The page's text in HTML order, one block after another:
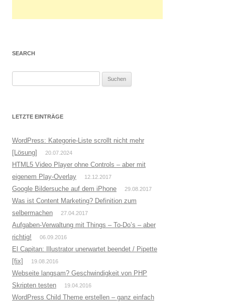
SEARCH
h
n
n
a
c
h
:
LETZTE EINTRÄGE
WordPress: Kategorie-Liste scrollt nicht mehr
[Lösung]
20.07.2024
HTML5 Video Player ohne Controls – aber mit
eigenem Play-Overlay
12.12.2017
Google Bildersuche auf dem iPhone 29.08.2017
Was ist Content Marketing? Definition zum
selbermachen
27.04.2017
Aufgaben-Verwaltung mit Things – To-Do’s – aber
richtig!
06.09.2016
El Capitan: Illustrator unerwartet beendet / Pipette
[fix]
19.08.2016
Webseite langsam? Geschwindigkeit von PHP
Skripten testen
19.04.2016
WordPress Child Theme erstellen – ganz einfach